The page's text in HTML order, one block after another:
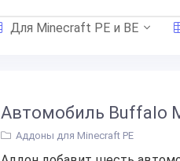
Для Minecraft PE и BE
Автомобиль Buffalo
Аддоны для Minecraft PE